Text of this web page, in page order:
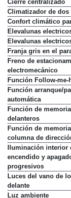
Cierre centralizado
Climatizador de dos
Confort climático
Elevalunas
Elevalunas
Franja gris en el
Freno de
electromecánico
Función Follow-me-
Función arranque/
automática
Función de memoria
delanteros
Función de memoria
columna de
Iluminación interior
encendido y apagado
progresivos
Luces del vano de
delante